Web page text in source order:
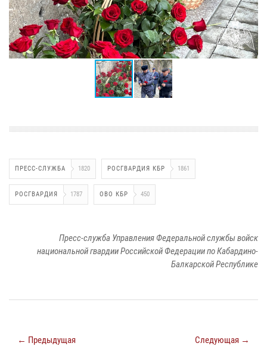
ПРЕСС-СЛУЖБА 1820 РОСГВАРДИЯ КБР 1861
РОСГВАРДИЯ 1787 ОВО КБР 450
Пресс-служба Управления Федеральной службы войск
национальной гвардии Российской Федерации по Кабардино-
Балкарской Республике
← Предыдущая Следующая →